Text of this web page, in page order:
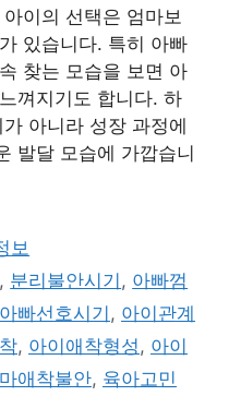
이의 선택은 엄마보
있습니다. 특히 아빠
찾는 모습을 보면 아
껴지기도 합니다. 하
아니라 성장 과정에
발달 모습에 가깝습니
보
, 분리불안시기 , 아빠껌
아빠선호시기 , 아이관계
, 아이애착형성 , 아이
애착불안, 육아고민